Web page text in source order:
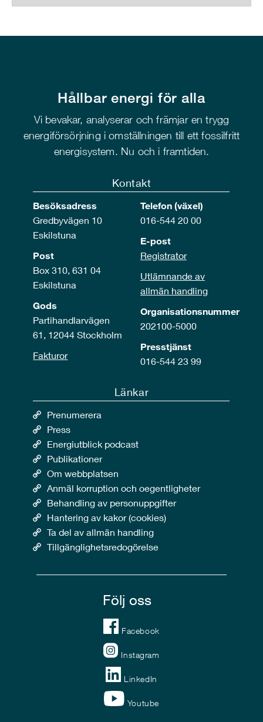
Hållbar energi för alla
Vi bevakar, analyserar och främjar en trygg
energiförsörjning i omställningen till ett fossilfritt
energisystem. Nu och i framtiden.
Kontakt
Besöksadress
Gredbyvägen 10
Eskilstuna
Post
Box 310, 631 04
Eskilstuna
Gods
Partihandlarvägen
61, 12044 Stockholm
Fakturor
Telefon (växel)
016-544 20 00
E-post
Registrator
Utlämnande av
allmän handling
Organisationsnummer
202100-5000
Presstjänst
016-544 23 99
Länkar
Prenumerera
Press
Energiutblick podcast
Publikationer
Om webbplatsen
Anmäl korruption och oegentligheter
Behandling av personuppgifter
Hantering av kakor (cookies)
Ta del av allmän handling
Tillgänglighetsredogörelse
Följ oss
Facebook
Instagram
LinkedIn
Youtube